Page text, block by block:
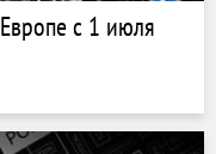
с 1 июля